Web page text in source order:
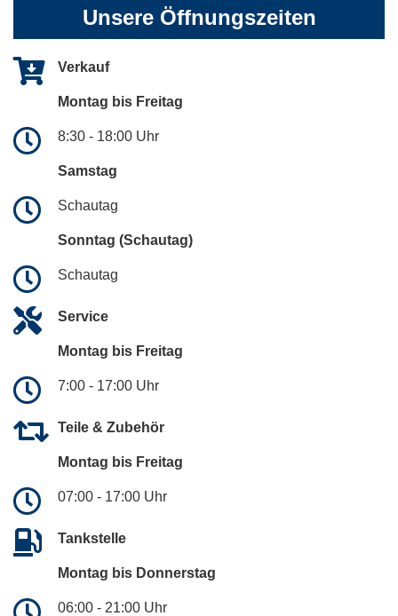
Unsere Öffnungszeiten
Verkauf
Montag bis Freitag
8:30 - 18:00 Uhr
Samstag
Schautag
Sonntag (Schautag)
Schautag
Service
Montag bis Freitag
7:00 - 17:00 Uhr
Teile & Zubehör
Montag bis Freitag
07:00 - 17:00 Uhr
Tankstelle
Montag bis Donnerstag
06:00 - 21:00 Uhr